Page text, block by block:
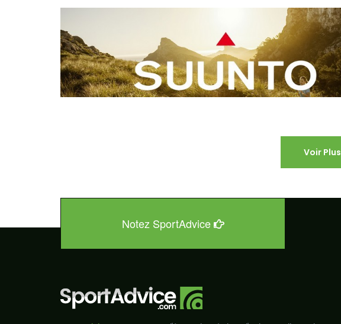
Voir Plus
Notez SportAdvice